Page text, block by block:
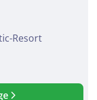
Resort